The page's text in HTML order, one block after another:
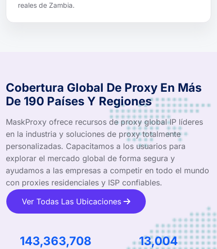
reales de Zambia.
Cobertura Global De Proxy En Más
De 190 Países Y Regiones
MaskProxy ofrece recursos de proxy global IP líderes
en la industria y soluciones de proxy totalmente
personalizadas. Capacitamos a los usuarios para
explorar el mercado global de forma segura y
ayudamos a las empresas a competir en todo el mundo
con proxies residenciales y ISP confiables.
Ver Todas Las Ubicaciones
257,583,665 23,366